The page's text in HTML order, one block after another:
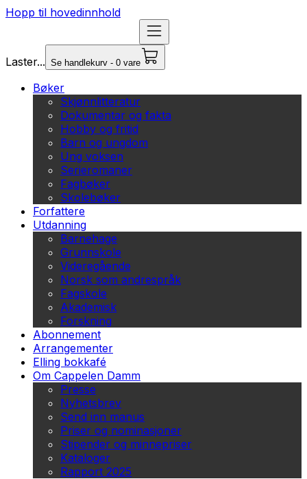
Hopp til hovedinnhold
Laster... Se handlekurv - 0 vare
Bøker
Skjønnlitteratur
Dokumentar og fakta
Hobby og fritid
Barn og ungdom
Ung voksen
Serieromaner
Fagbøker
Skolebøker
Forfattere
Utdanning
Barnehage
Grunnskole
Videregående
Norsk som andrespråk
Fagskole
Akademisk
Forskning
Abonnement
Arrangementer
Elling bokkafé
Om Cappelen Damm
Presse
Nyhetsbrev
Send inn manus
Priser og nominasjoner
Stipender og minnepriser
Kataloger
Rapport 2025